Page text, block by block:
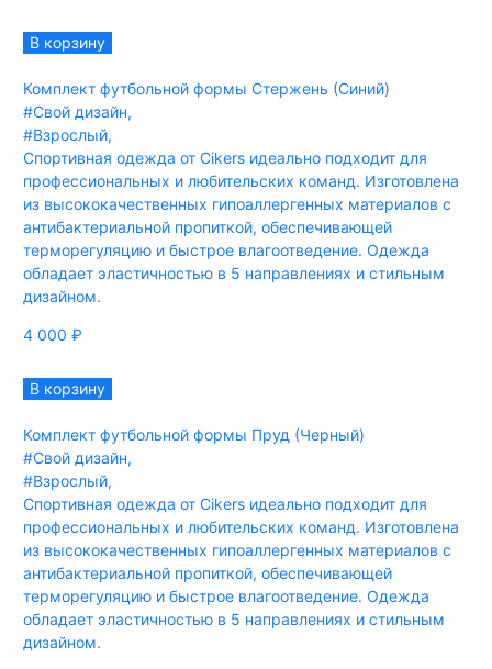
В корзину
Комплект футбольной формы Стержень (Синий)
#Свой дизайн,
#Взрослый,
Спортивная одежда от Cikers идеально подходит для
профессиональных и любительских команд. Изготовлена
из высококачественных гипоаллергенных материалов с
антибактериальной пропиткой, обеспечивающей
терморегуляцию и быстрое влагоотведение. Одежда
обладает эластичностью в 5 направлениях и стильным
дизайном.
4 000 ₽
В корзину
Комплект футбольной формы Пруд (Черный)
#Свой дизайн,
#Взрослый,
Спортивная одежда от Cikers идеально подходит для
профессиональных и любительских команд. Изготовлена
из высококачественных гипоаллергенных материалов с
антибактериальной пропиткой, обеспечивающей
терморегуляцию и быстрое влагоотведение. Одежда
обладает эластичностью в 5 направлениях и стильным
дизайном.